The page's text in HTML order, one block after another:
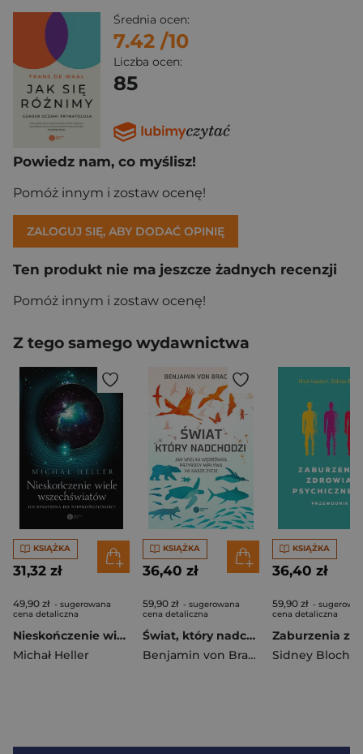
Średnia ocen:
7.42 /10
Liczba ocen:
85
Powiedz nam, co myślisz!
Pomóż innym i zostaw ocenę!
ZALOGUJ SIĘ, ABY DODAĆ OPINIĘ
Ten produkt nie ma jeszcze żadnych recenzji
Pomóż innym i zostaw ocenę!
Z tego samego wydawnictwa
KSIĄŻKA
31,32 zł
49,90 zł - sugerowana
cena detaliczna
Nieskończenie wiele wszechświatów
Michał Heller
KSIĄŻKA
36,40 zł
59,90 zł - sugerowana
cena detaliczna
Świat, który nadchodzi. Jak wielka wędrówka przyrody wpływa na nasze życie
Benjamin von Brackel
KSIĄŻKA
36,40 zł
59,90 zł -
cena detaliczna
Sidney Bloch